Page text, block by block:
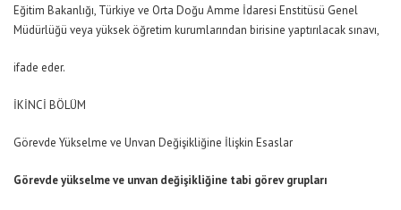
Eğitim Bakanlığı, Türkiye ve Orta Doğu Amme İdaresi Enstitüsü Genel
Müdürlüğü veya yüksek öğretim kurumlarından birisine yaptırılacak sınavı,
ifade eder.
İKİNCİ BÖLÜM
Görevde Yükselme ve Unvan Değişikliğine İlişkin Esaslar
Görevde yükselme ve unvan değişikliğine tabi görev grupları